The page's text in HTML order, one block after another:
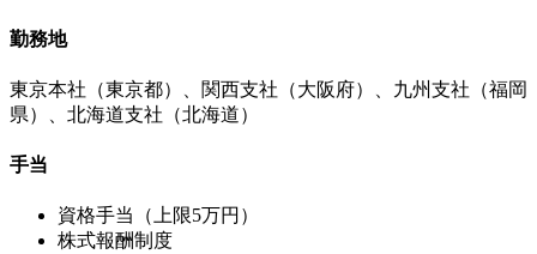
勤務地
東京本社（東京都）、関西支社（大阪府）、九州支社（福岡
県）、北海道支社（北海道）
手当
資格手当（上限5万円）
株式報酬制度